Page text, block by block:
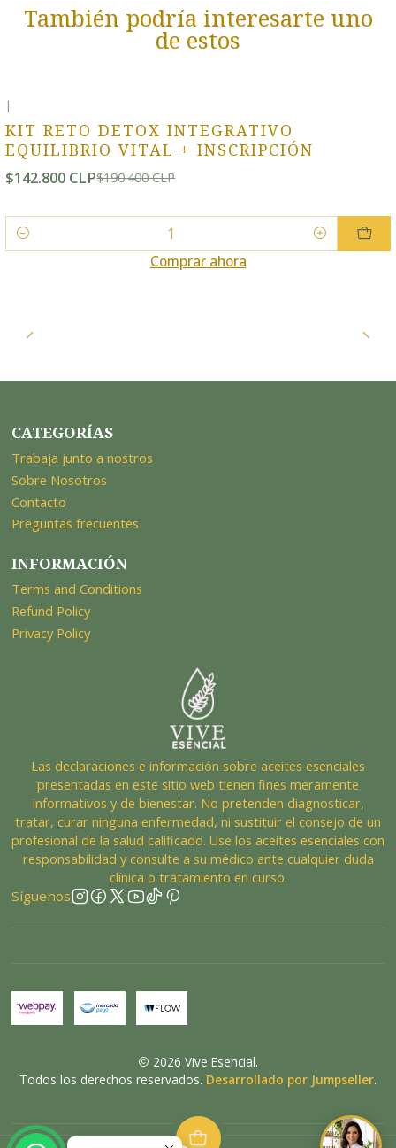
También podría interesarte uno
de estos
|
KIT RETO DETOX INTEGRATIVO
EQUILIBRIO VITAL + INSCRIPCIÓN
$142.800 CLP$190.400 CLP
Cantidad
Comprar ahora
CATEGORÍAS
Trabaja junto a nostros
Sobre Nosotros
Contacto
Preguntas frecuentes
INFORMACIÓN
Terms and Conditions
Refund Policy
Privacy Policy
Las declaraciones e información sobre aceites esenciales
presentadas en este sitio web tienen fines meramente
informativos y de bienestar. No pretenden diagnosticar,
tratar, curar ninguna enfermedad, ni sustituir el consejo de un
profesional de la salud calificado. Use los aceites esenciales con
responsabilidad y consulte a su médico ante cualquier duda
clínica o tratamiento en curso.
Síguenos
2026 Vive Esencial.
Todos los derechos reservados. Desarrollado por Jumpseller.